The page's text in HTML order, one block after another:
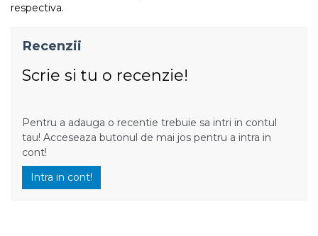
respectiva.
Recenzii
Scrie si tu o recenzie!
Pentru a adauga o recentie trebuie sa intri in contul
tau! Acceseaza butonul de mai jos pentru a intra in
cont!
Intra in cont!